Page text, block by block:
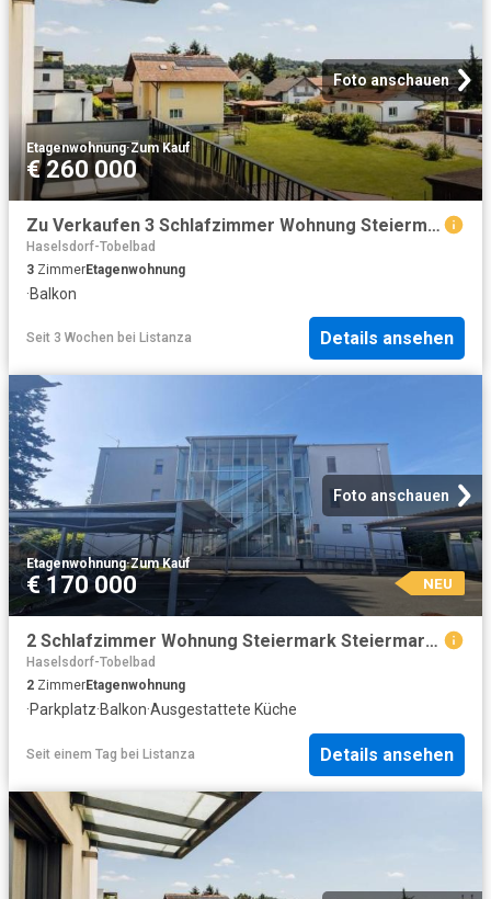
Foto anschauen
Etagenwohnung·Zum Kauf
€ 260 000
Zu Verkaufen 3 Schlafzimmer Wohnung Steiermark Steiermark DS103881863
Haselsdorf-Tobelbad
3 ZimmerEtagenwohnung
·Balkon
Seit 3 Wochen bei Listanza Details ansehen
Foto anschauen
Etagenwohnung·Zum Kauf
€ 170 000 NEU
2 Schlafzimmer Wohnung Steiermark Steiermark 104798416
Haselsdorf-Tobelbad
2 ZimmerEtagenwohnung
·Parkplatz·Balkon·Ausgestattete Küche
Seit einem Tag bei Listanza Details ansehen